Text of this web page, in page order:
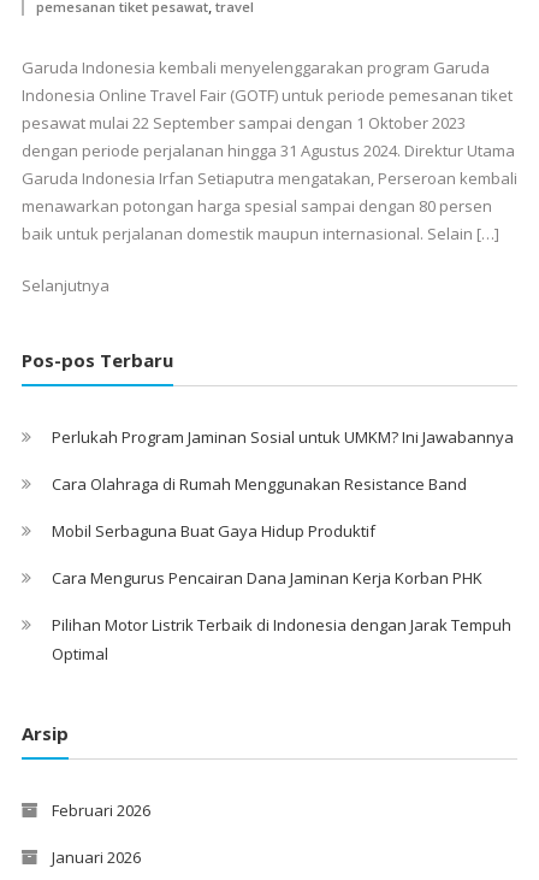
pemesanan tiket pesawat, travel
Garuda Indonesia kembali menyelenggarakan program Garuda
Indonesia Online Travel Fair (GOTF) untuk periode pemesanan tiket
pesawat mulai 22 September sampai dengan 1 Oktober 2023
dengan periode perjalanan hingga 31 Agustus 2024. Direktur Utama
Garuda Indonesia Irfan Setiaputra mengatakan, Perseroan kembali
menawarkan potongan harga spesial sampai dengan 80 persen
baik untuk perjalanan domestik maupun internasional. Selain […]
Selanjutnya
Pos-pos Terbaru
Perlukah Program Jaminan Sosial untuk UMKM? Ini Jawabannya
Cara Olahraga di Rumah Menggunakan Resistance Band
Mobil Serbaguna Buat Gaya Hidup Produktif
Cara Mengurus Pencairan Dana Jaminan Kerja Korban PHK
Pilihan Motor Listrik Terbaik di Indonesia dengan Jarak Tempuh
Optimal
Arsip
Februari 2026
Januari 2026